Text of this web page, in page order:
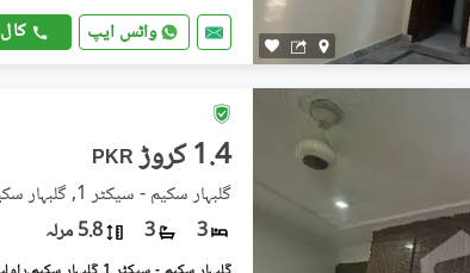
واٹس ایپ کال
PKR 1.4 کروڑ
گلبہار سکیم - سیکٹر 1, گلبہار سکیم
3
3 5.8 مرلہ